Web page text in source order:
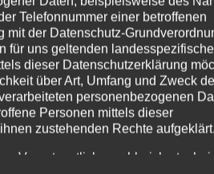
50–58, 44147
werden und bei
wie die RömerInnen“
Telefonnummer einer betroffenen
mit der Datenschutz-
für uns geltenden
dieser Datenschutzerklärung
über Art, Umfang und Zweck
personenbezogenen
Personen mittels dieser
zustehenden Rechte
Verantwortlicher zahlreiche